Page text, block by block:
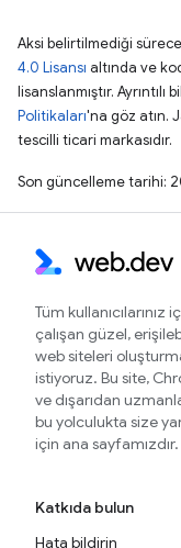
Aksi belirtilmediği
4.0 Lisansı altında ve
lisanslanmıştır. Ayrıntılı
Politikaları'na göz atın.
tescilli ticari markasıdır.
Son güncelleme tarihi:
Tüm kullanıcılarınız
çalışan güzel,
web siteleri
istiyoruz. Bu site,
ve dışarıdan
bu yolculukta size
için ana sayfamızdır.
Katkıda bulun
Hata bildirin